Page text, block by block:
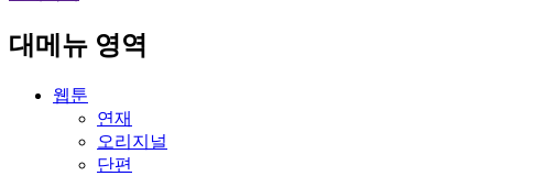
대메뉴 영역
웹툰
연재
오리지널
단편